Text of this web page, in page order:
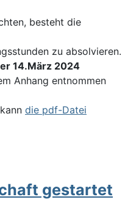
besteht die
zu absolvieren.
14.März 2024
Anhang entnommen
die pdf-Datei
gestartet